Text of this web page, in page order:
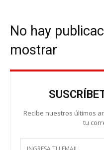
No hay
mostrar
Recibe nuestros últimos
tu